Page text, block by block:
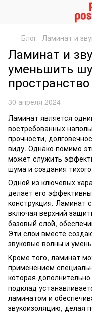
Блог Ламинат и
Ламинат и
уменьшить
30 апреля 2024
Ламинат является
востребованных
прочности,
виду. Однако помимо
может служить
шума и создания
Одной из ключевых
делает его
конструкция. Ламинат
включая верхний
базовый слой,
Эти слои вместе
звуковые волны и
Кроме того, ламинат
применением
которая
подклад
ламинатом и
звукоизоляцию, делая